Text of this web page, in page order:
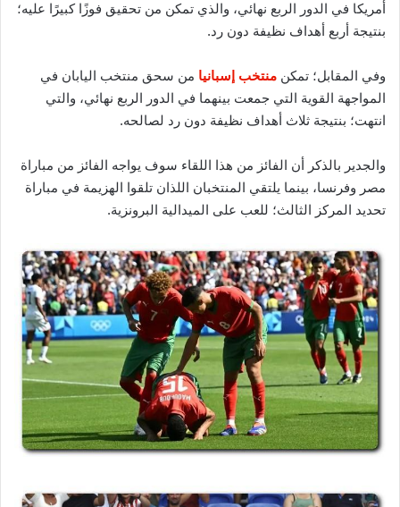
أمريكا في الدور الربع نهائي، والذي تمكن من تحقيق فوزًا كبيرًا عليه؛
بنتيجة أربع أهداف نظيفة دون رد.
وفي المقابل؛ تمكن منتخب إسبانيا من سحق منتخب اليابان في
المواجهة القوية التي جمعت بينهما في الدور الربع نهائي، والتي
انتهت؛ بنتيجة ثلاث أهداف نظيفة دون رد لصالحه.
والجدير بالذكر أن الفائز من هذا اللقاء سوف يواجه الفائز من مباراة
مصر وفرنسا، بينما يلتقي المنتخبان اللذان تلقوا الهزيمة في مباراة
تحديد المركز الثالث؛ للعب على الميدالية البرونزية.